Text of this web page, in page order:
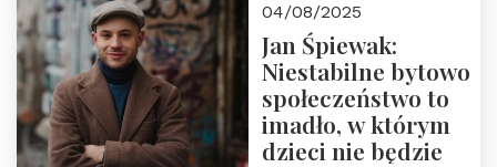
Nawrockiego
04/08/2025
Jan Śpiewak:
Niestabilne bytowo
społeczeństwo to
imadło, w którym
dzieci nie będzie